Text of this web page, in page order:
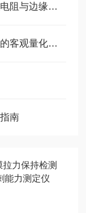
垂直电阻率测试仪数据异常分析：接触电阻与边缘效应
果蔬硬度测试仪：水果采后成熟度评价的客观量化工具
南